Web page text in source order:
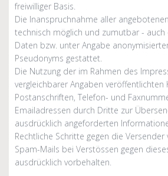
freiwilliger Basis.
Die Inanspruchnahme aller
technisch möglich und zumutbar - auch
Daten bzw. unter Angabe
Pseudonyms gestattet.
Die Nutzung der im Rahmen des
vergleichbarer Angaben
Postanschriften, Telefon- und
Emailadressen durch Dritte zur
ausdrücklich angeforderten
Rechtliche Schritte gegen die
Spam-Mails bei Verstössen gegen
ausdrücklich vorbehalten.